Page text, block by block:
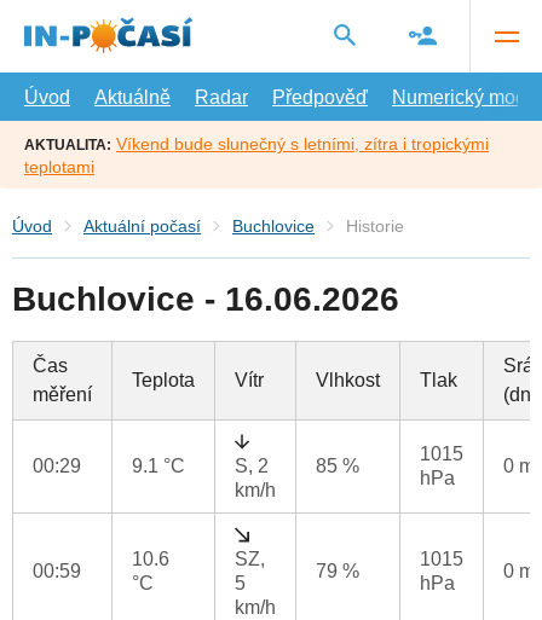
hlavní
Úvod
Aktuálně Radar Předpověď Numerický model
AKTUALITA: Víkend bude slunečný s letními, zítra i tropickými
teplotami
Úvod Aktuální počasí Buchlovice Historie
Buchlovice - 16.06.2026
Čas
měření
Teplota Vítr Vlhkost Tlak
00:29 9.1 °C
S, 2
km/h
85 %
1015
hPa
0
00:59
10.6
°C
SZ,
5
km/h
79 %
1015
hPa
0